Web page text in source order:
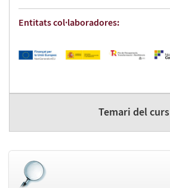
Entitats col·laboradores:
Temari del curs